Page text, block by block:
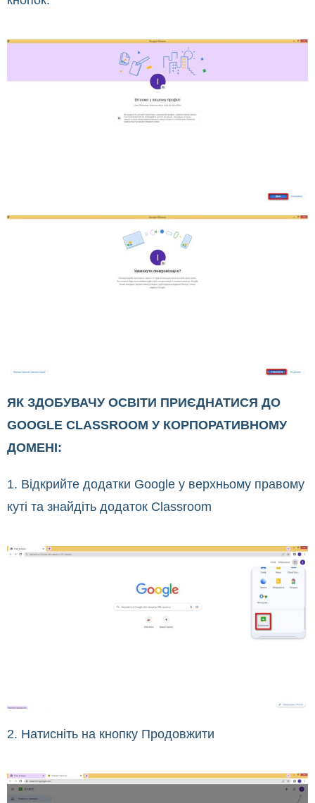
ЯК ЗДОБУВАЧУ ОСВІТИ ПРИЄДНАТИСЯ ДО
GOOGLE CLASSROOM У КОРПОРАТИВНОМУ
ДОМЕНІ:
1. Відкрийте додатки Google у верхньому правому
куті та знайдіть додаток Classroom
2. Натисніть на кнопку Продовжити